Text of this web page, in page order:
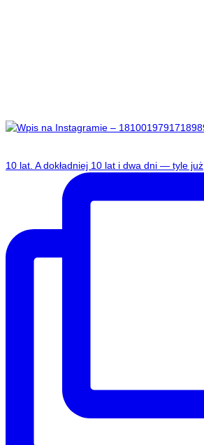
​10 lat. A dokładniej 10 lat i dwa dni — tyle już